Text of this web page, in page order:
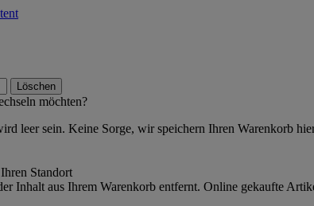
Löschen
möchten?
leer sein. Keine Sorge, wir speichern Ihren Warenkorb
Standort
Inhalt aus Ihrem Warenkorb entfernt. Online gekaufte